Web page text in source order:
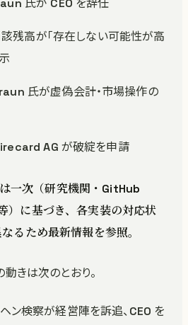
氏が CEO を辞任
高が「存在しない可能性が高
氏が虚偽会計・市場操作の
AG が破綻を申請
一次（研究機関・GitHub
）に基づき、各実装の対応状
るため最新情報を参照。
きは次のとおり。
ン検察が経営陣を訴追、CEO を